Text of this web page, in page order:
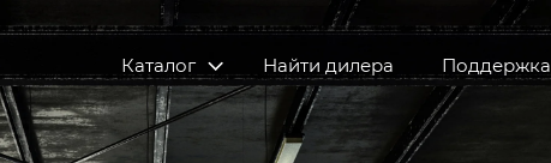
Каталог Найти дилера Поддержка